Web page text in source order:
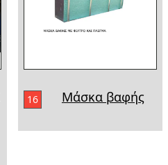
16 Μάσκα βαφής